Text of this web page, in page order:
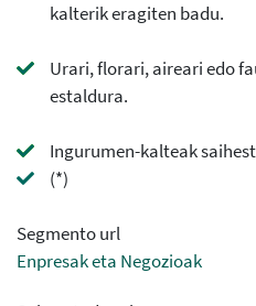
kalterik eragiten badu.
Urari, florari, aireari edo
estaldura.
Ingurumen-kalteak
(*)
Segmento url
Enpresak eta Negozioak